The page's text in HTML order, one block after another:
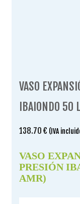
VASO
IBAIONDO 50
138.70 € (IVA
VASO
PRESIÓN
AMR)